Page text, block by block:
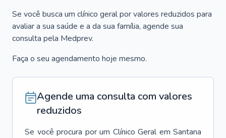
Se você busca um clínico geral por valores reduzidos para
avaliar a sua saúde e a da sua família, agende sua
consulta pela Medprev.
Faça o seu agendamento hoje mesmo.
Agende uma consulta com valores
reduzidos
Se você procura por um Clínico Geral em Santana